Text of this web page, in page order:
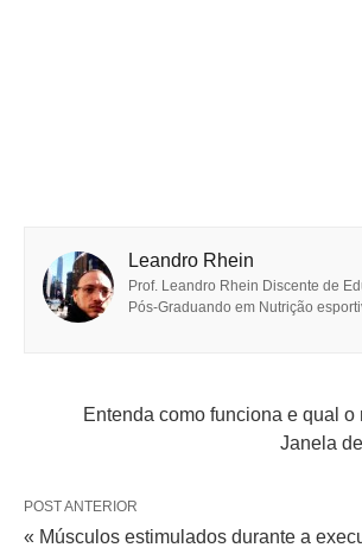
Leandro Rhein
Prof. Leandro Rhein Discente de
Pós-Graduando em Nutrição
Entenda como funciona e qual o
Janela
POST ANTERIOR
« Músculos estimulados durante a